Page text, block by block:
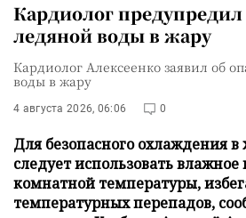
Кардиолог
ледяной воды в жару
Кардиолог Алексеенко заявил об
воды в жару
4 августа 2026, 06:06 0
Для безопасного охлаждения
следует использовать
комнатной температуры,
температурных перепадов,